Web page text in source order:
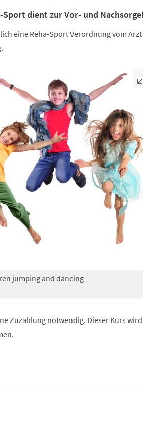
Sport dient zur Vor- und
eine Reha-Sport Verordnung vom Arzt
jumping and dancing
Zuzahlung notwendig. Dieser Kurs